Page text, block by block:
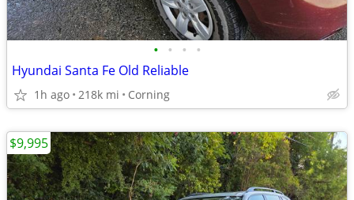
• • • •
Hyundai Santa Fe Old Reliable
1h ago 218k mi Corning
$9,995